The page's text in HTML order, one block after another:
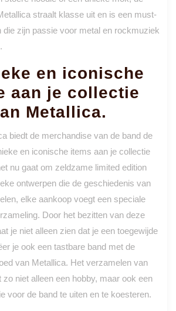
straalt klasse uit en is een must-
die zijn passie voor metal en rockmuziek
en iconische
aan je collectie
Metallica.
biedt de merchandise van de band de
en iconische items aan je collectie
nu gaat om zeldzame limited edition
ontwerpen die de geschiedenis van
elke aankoop voegt een speciale
Door het bezitten van deze
je niet alleen zien dat je een toegewijde
je ook een tastbare band met de
van Metallica. Het verzamelen van
niet alleen een hobby, maar ook een
voor de band te uiten en te koesteren.